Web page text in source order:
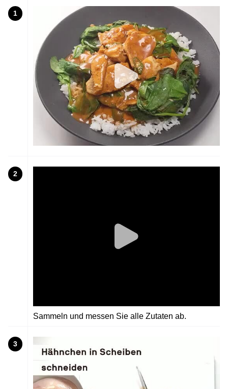
1
2
Sammeln und messen Sie alle Zutaten ab.
3